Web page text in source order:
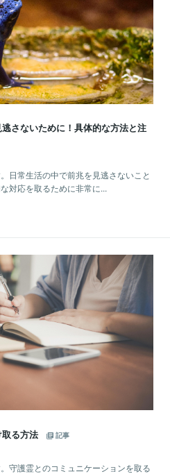
さないために！具体的な方法と注
日常生活の中で前兆を見逃さないこと
対応を取るために非常に...
る方法
記事
守護霊とのコミュニケーションを取る